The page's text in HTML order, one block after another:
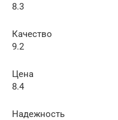
8.3
Качество
9.2
Цена
8.4
Надежность